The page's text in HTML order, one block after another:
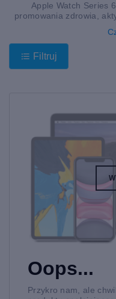
Apple Watch Series
promowania zdrowia,
Kup u nas używany
ekologicznym i
zakresie jakości.
Apple Watch
Inteligentny zegarek
Dzięki smartwatchowi
monitorować
wykonywać połączenia
spoglądania na
przegapisz
Kup od nas używany
potrzebne funkcje w
usług telefonicznych
monitorowania stanu
małym,
Apple Watch Series 6
Filtruj
Oops...
Przykro nam, ale